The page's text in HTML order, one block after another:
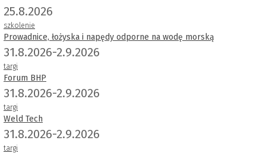
25.8.2026
szkolenie
Prowadnice, łożyska i napędy odporne na wodę morską
31.8.2026-2.9.2026
targi
Forum BHP
31.8.2026-2.9.2026
targi
Weld Tech
31.8.2026-2.9.2026
targi